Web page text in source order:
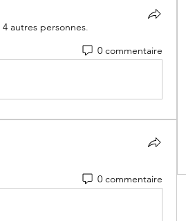
4 autres personnes.
0 commentaire
0 commentaire